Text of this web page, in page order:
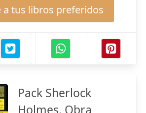
a tus libros preferidos
Pack Sherlock
Holmes. Obra